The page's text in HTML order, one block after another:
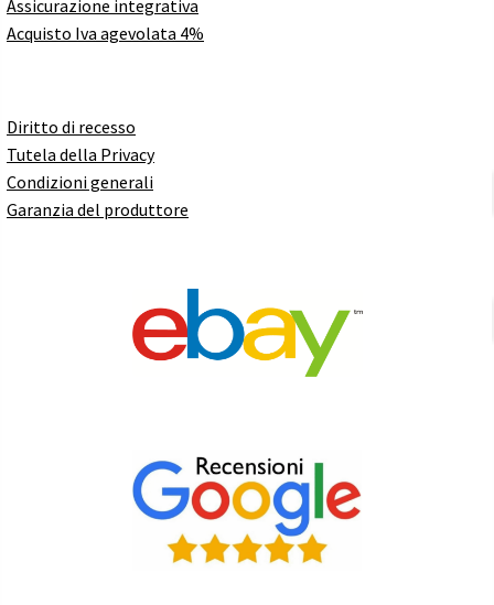
Assicurazione integrativa
Acquisto Iva agevolata 4%
Diritto di recesso
Tutela della Privacy
Condizioni generali
Garanzia del produttore